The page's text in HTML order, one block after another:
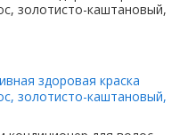
здоровая краска
золотисто-каштановый,